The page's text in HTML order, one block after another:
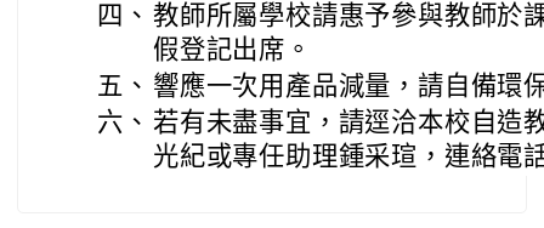
四、 教師所屬學校請惠予參與教師於
假登記出席。
五、 響應一次用產品減量，請自備環
六、 若有未盡事宜，請逕洽本校自造
光紀或專任助理鍾采瑄，連絡電